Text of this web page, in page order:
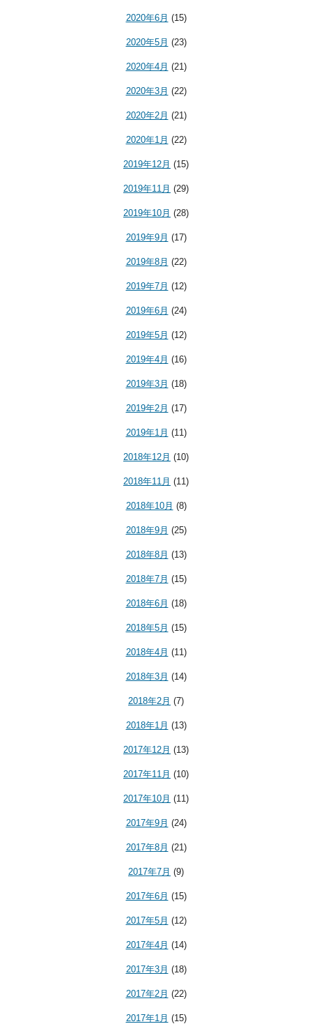
2020年6月 (15)
2020年5月 (23)
2020年4月 (21)
2020年3月 (22)
2020年2月 (21)
2020年1月 (22)
2019年12月 (15)
2019年11月 (29)
2019年10月 (28)
2019年9月 (17)
2019年8月 (22)
2019年7月 (12)
2019年6月 (24)
2019年5月 (12)
2019年4月 (16)
2019年3月 (18)
2019年2月 (17)
2019年1月 (11)
2018年12月 (10)
2018年11月 (11)
2018年10月 (8)
2018年9月 (25)
2018年8月 (13)
2018年7月 (15)
2018年6月 (18)
2018年5月 (15)
2018年4月 (11)
2018年3月 (14)
2018年2月 (7)
2018年1月 (13)
2017年12月 (13)
2017年11月 (10)
2017年10月 (11)
2017年9月 (24)
2017年8月 (21)
2017年7月 (9)
2017年6月 (15)
2017年5月 (12)
2017年4月 (14)
2017年3月 (18)
2017年2月 (22)
2017年1月 (15)